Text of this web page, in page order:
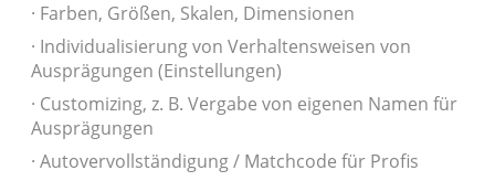
· Farben, Größen, Skalen, Dimensionen
· Individualisierung von Verhaltensweisen von
Ausprägungen (Einstellungen)
· Customizing, z. B. Vergabe von eigenen Namen für
Ausprägungen
· Autovervollständigung / Matchcode für Profis